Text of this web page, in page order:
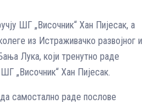
ШГ „Височник“ Хан Пијесак, а
из Истраживачко развојног и
Лука, који тренутно раде
„Височник“ Хан Пијесак.
самостално раде послове